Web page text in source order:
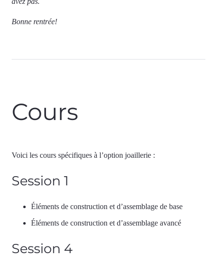
Bonne rentrée!
Cours
Voici les cours spécifiques à l’option joaillerie :
Session 1
Éléments de construction et d’assemblage de base
Éléments de construction et d’assemblage avancé
Session 4